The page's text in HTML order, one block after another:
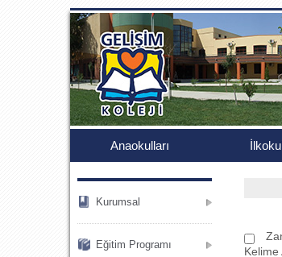
.
Anaokulları
Kurumsal
Eğitim Programı
Kelime